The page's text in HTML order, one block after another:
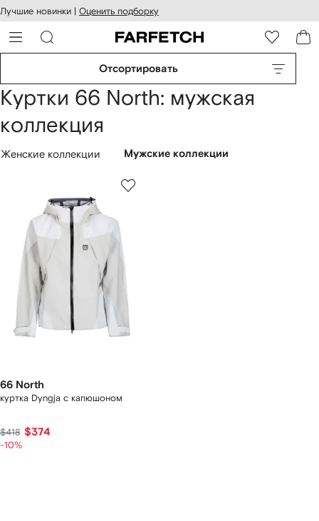
к
Лучшие новинки | Оценить подборку
Отсортировать
Куртки 66 North: мужская
коллекция
Женские коллекции Мужские коллекции
66 North
куртка Dyngja с капюшоном
$418 $374
-10%